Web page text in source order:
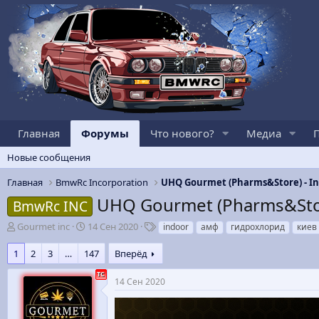
Главная Форумы Что нового? Медиа
Новые сообщения
Главная
BmwRc Incorporation
BmwRc INC UHQ Gourmet
А
т
о
р
Gourmet inc
Д
т
а
н
ч
а
14 Сен 2020
Т
и
indoor амф гидрохлорид киев
1 2 3 … 147 Вперёд
14 Сен 2020